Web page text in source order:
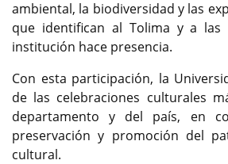
ambiental, la biodiversidad y las
que identifican al Tolima y a las
institución hace presencia.
Con esta participación, la
de las celebraciones culturales
departamento y del país, en
preservación y promoción del
cultural.